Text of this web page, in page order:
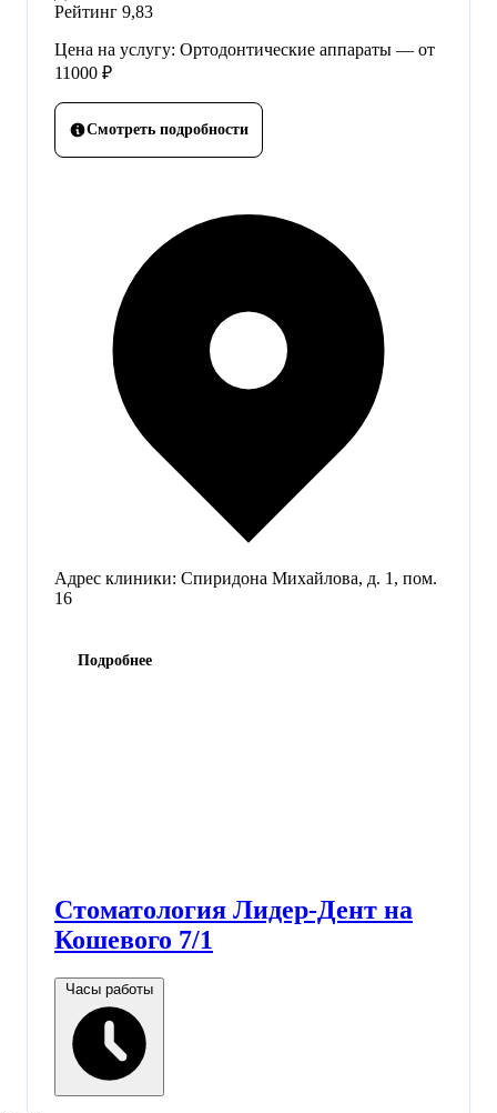
Рейтинг 9,83
Цена на услугу: Ортодонтические аппараты — от
11000 ₽
Смотреть подробности
Адрес клиники: Спиридона Михайлова, д. 1, пом.
16
Подробнее
Стоматология Лидер-Дент на
Кошевого 7/1
Часы работы